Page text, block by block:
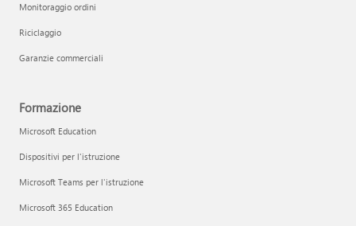
Monitoraggio ordini
Riciclaggio
Garanzie commerciali
Formazione
Microsoft Education
Dispositivi per l'istruzione
Microsoft Teams per l'istruzione
Microsoft 365 Education